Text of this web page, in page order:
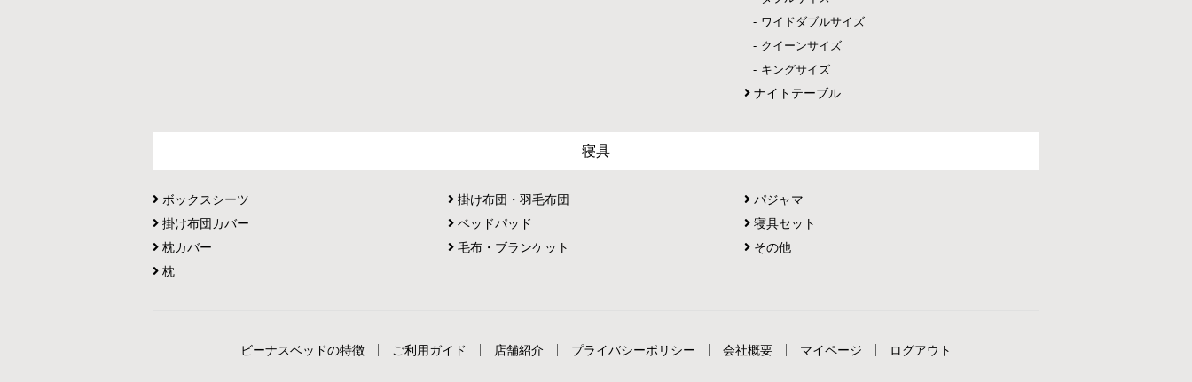
ワイドダブルサイズ
クイーンサイズ
キングサイズ
ナイトテーブル
寝具
ボックスシーツ
掛け布団カバー
枕カバー
枕
掛け布団・羽毛布団
ベッドパッド
毛布・ブランケット
パジャマ
寝具セット
その他
ビーナスベッドの特徴 ご利用ガイド 店舗紹介 プライバシーポリシー 会社概要 マイページ ログアウト